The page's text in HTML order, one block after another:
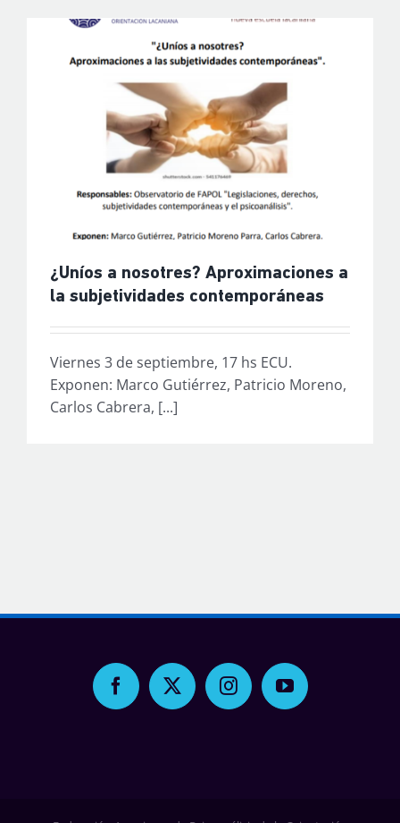
¿Uníos a nosotres? Aproximaciones a
la subjetividades contemporáneas
Viernes 3 de septiembre, 17 hs ECU.
Exponen: Marco Gutiérrez, Patricio Moreno,
Carlos Cabrera, [...]